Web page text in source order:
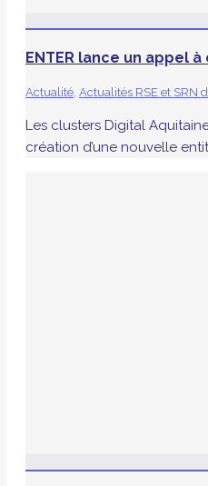
ENTER lance un appel
Actualité Actualités RSE et SRN
Les clusters Digital
création d’une nouvelle